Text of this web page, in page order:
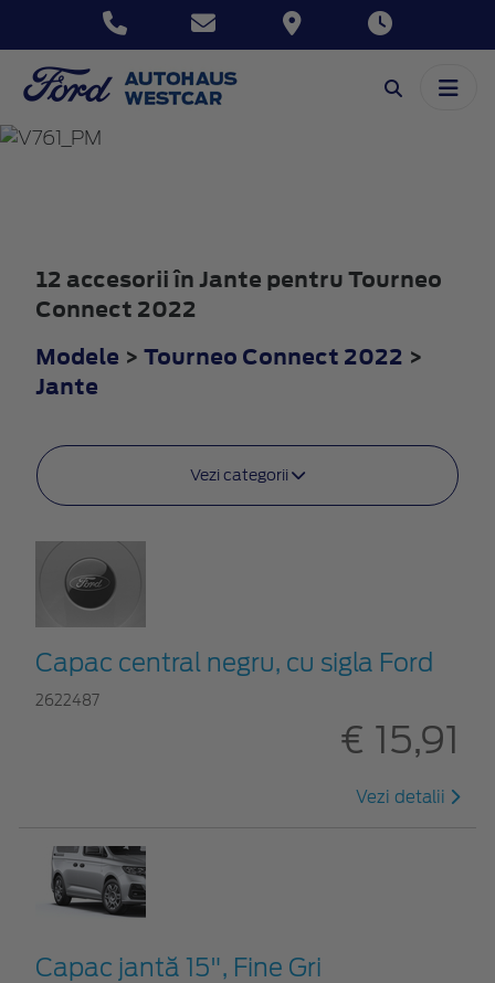
TOURNEO
CONNECT
12 accesorii în Jante pentru Tourneo
Connect 2022
Modele > Tourneo Connect 2022 >
Jante
Vezi categorii
Capac central negru, cu sigla Ford
2622487
€ 15,91
Vezi detalii
Capac jantă 15", Fine Gri